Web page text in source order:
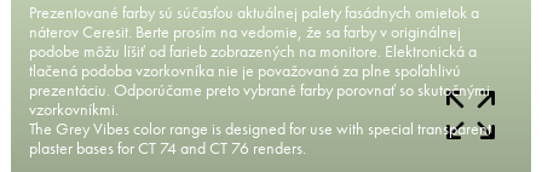
Prezentované farby sú súčasťou aktuálnej palety fasádnych omietok a
náterov Ceresit. Berte prosím na vedomie, že sa farby v originálnej
podobe môžu líšiť od farieb zobrazených na monitore. Elektronická a
tlačená podoba vzorkovníka nie je považovaná za plne spoľahlivú
prezentáciu. Odporúčame preto vybrané farby porovnať so skutočnými
vzorkovníkmi.
The Grey Vibes color range is designed for use with special transparent
plaster bases for CT 74 and CT 76 renders.